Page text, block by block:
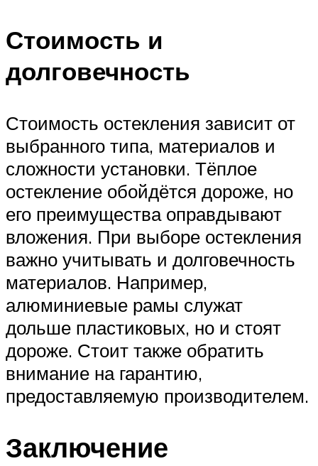
Стоимость и
долговечность
Стоимость остекления зависит от
выбранного типа, материалов и
сложности установки. Тёплое
остекление обойдётся дороже, но
его преимущества оправдывают
вложения. При выборе остекления
важно учитывать и долговечность
материалов. Например,
алюминиевые рамы служат
дольше пластиковых, но и стоят
дороже. Стоит также обратить
внимание на гарантию,
предоставляемую производителем.
Заключение